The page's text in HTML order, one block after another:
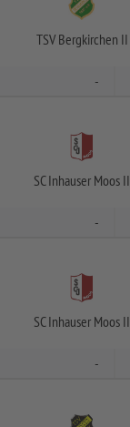
TSV Bergkirchen II
-
SC Inhauser Moos II
-
SC Inhauser Moos II
-